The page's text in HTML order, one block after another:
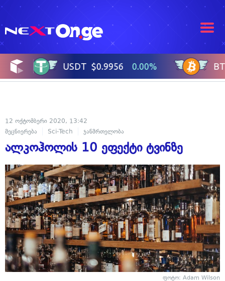
12 ოქტომბერი 2020, 13:42
მეცნიერება
Sci-Tech ჯანმრთელობა
ალკოჰოლის 10 ეფექტი ტვინზე
ფოტო: Adam Wilson